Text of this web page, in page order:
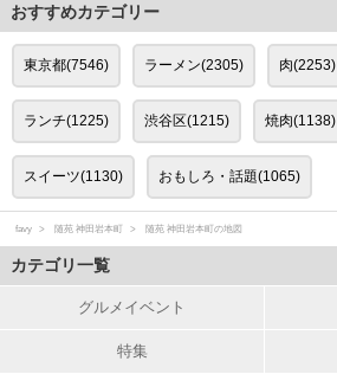
おすすめカテゴリー
東京都(7546) ラーメン(2305) 肉(2253)
ランチ(1225) 渋谷区(1215) 焼肉(1138)
スイーツ(1130) おもしろ・話題(1065)
favy 随苑 神田岩本町 随苑 神田岩本町の地図
カテゴリ一覧
グルメイベント
特集